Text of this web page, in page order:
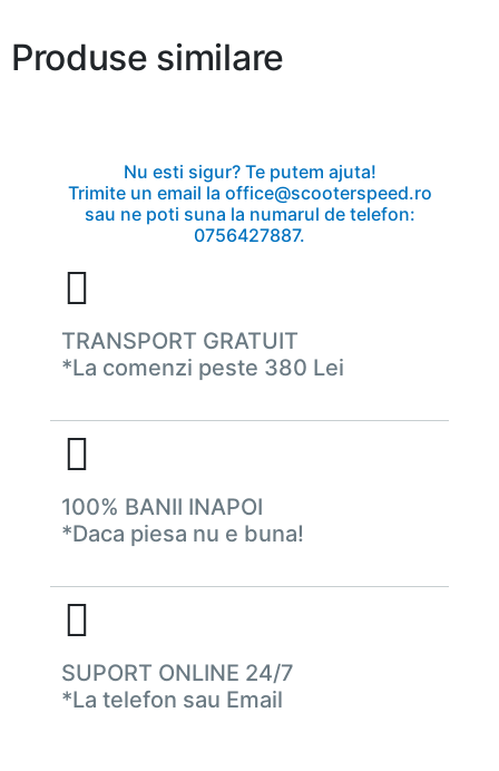
Produse similare
Nu esti sigur? Te putem ajuta!
Trimite un email la office@scooterspeed.ro
sau ne poti suna la numarul de telefon:
0756427887.
TRANSPORT GRATUIT
*La comenzi peste 380 Lei
100% BANII INAPOI
*Daca piesa nu e buna!
SUPORT ONLINE 24/7
*La telefon sau Email